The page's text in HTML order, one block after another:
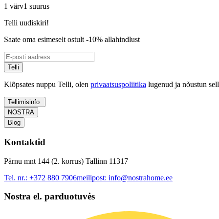
1 värv1 suurus
Telli uudiskiri!
Saate oma esimeselt ostult -10% allahindlust
Telli
Klõpsates nuppu Telli, olen privaatsuspoliitika lugenud ja nõustun
Tellimisinfo
NOSTRA
Blog
Kontaktid
Pärnu mnt 144 (2. korrus) Tallinn 11317
Tel. nr.: +372 880 7906meilipost: info@nostrahome.ee
Nostra el. parduotuvės